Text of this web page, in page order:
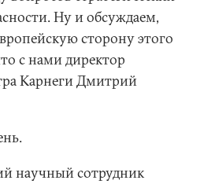
Ну и обсуждаем,
сторону этого
с нами директор
Карнеги Дмитрий
научный сотрудник